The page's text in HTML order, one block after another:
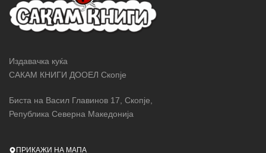
Издавачка куќа
САКАМ КНИГИ ДООЕЛ Скопје
Биста на Васил Главинов 17, Скопје,
Република Северна Македонија
ПРИКАЖИ НА МАПА